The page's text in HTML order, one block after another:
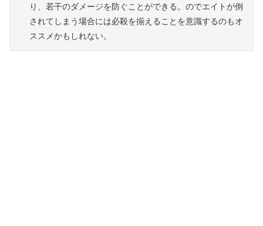
り、若干のダメージを防ぐことができる。のでエイトが倒
されてしまう場合には必殺を揃えることを意識するのもオ
ススメかもしれない。